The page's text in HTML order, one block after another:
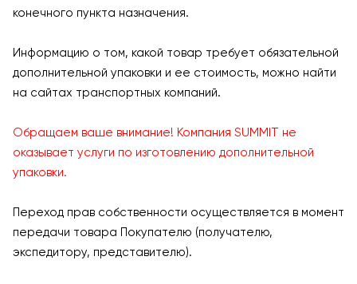
конечного пункта назначения.
Информацию о том, какой товар требует обязательной
дополнительной упаковки и ее стоимость, можно найти
на сайтах транспортных компаний.
Обращаем ваше внимание! Компания SUMMIT не
оказывает услуги по изготовлению дополнительной
упаковки.
Переход прав собственности осуществляется в момент
передачи товара Покупателю (получателю,
экспедитору, представителю).